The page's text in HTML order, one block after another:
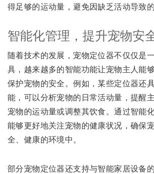
得足够的运动量，避免因缺乏活动导致的
智能化管理，提升宠物安
随着技术的发展，宠物定位器不仅仅是
具，越来越多的智能功能让宠物主人能
保护宠物的安全。例如，某些定位器还
能，可以分析宠物的日常活动量，提醒
宠物的运动量或调整其饮食。通过智能
能够更好地关注宠物的健康状况，确保
全、健康的环境中。
部分宠物定位器还支持与智能家居设备